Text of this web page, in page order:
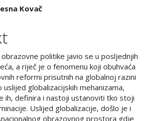
Kovač
politike javio se u posljednjih
a riječ je o fenomenu koji obuhvaća
reformi prisutnih na globalnoj razini
globalizacijskih mehanizama,
ih, definira i nastoji ustanoviti tko stoji
Uslijed globalizacije, došlo je i
obrazovnog prostora gdje